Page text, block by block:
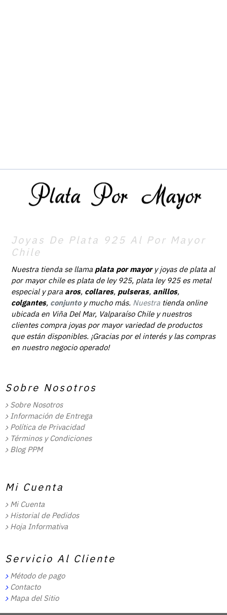
Joyas De Plata 925 Al Por Mayor
Chile
Nuestra tienda se llama plata por mayory joyas de plata al
por mayor chile es plata de ley 925, plata ley 925 es metal
especial y para aros, collares, pulseras, anillos,
colgantes, conjunto y mucho más. Nuestra tienda online
ubicada en Viña Del Mar, Valparaíso Chile y nuestros
clientes compra joyas por mayor variedad de productos
que están disponibles. ¡Gracias por el interés y las compras
en nuestro negocio operado!
Sobre Nosotros
Sobre Nosotros
Información de Entrega
Política de Privacidad
Términos y Condiciones
Blog PPM
Mi Cuenta
Mi Cuenta
Historial de Pedidos
Hoja Informativa
Servicio Al Cliente
Método de pago
Contacto
Mapa del Sitio